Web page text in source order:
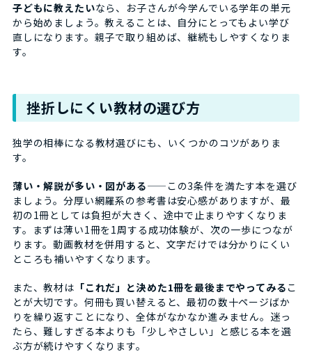
子どもに教えたいなら、お子さんが今学んでいる学年の単元
から始めましょう。教えることは、自分にとってもよい学び
直しになります。親子で取り組めば、継続もしやすくなりま
す。
挫折しにくい教材の選び方
独学の相棒になる教材選びにも、いくつかのコツがありま
す。
薄い・解説が多い・図がある——この3条件を満たす本を選び
ましょう。分厚い網羅系の参考書は安心感がありますが、最
初の1冊としては負担が大きく、途中で止まりやすくなりま
す。まずは薄い1冊を1周する成功体験が、次の一歩につなが
ります。動画教材を併用すると、文字だけでは分かりにくい
ところも補いやすくなります。
また、教材は 「これだ」と決めた1冊を最後までやってみる こ
とが大切です。何冊も買い替えると、最初の数十ページばか
りを繰り返すことになり、全体がなかなか進みません。迷っ
たら、難しすぎる本よりも「少しやさしい」と感じる本を選
ぶ方が続けやすくなります。